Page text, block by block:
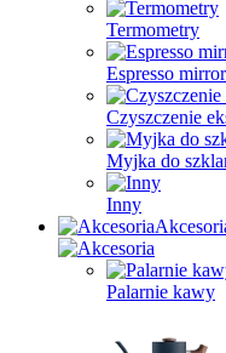
Termometry
Espresso mirror
Czyszczenie
Myjka do
Inny
Palarnie kawy